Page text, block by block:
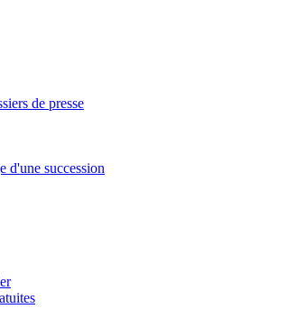
de presse
d'une succession